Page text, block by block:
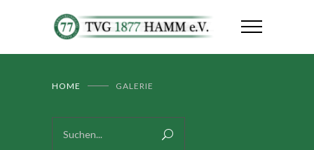
HOME GALERIE